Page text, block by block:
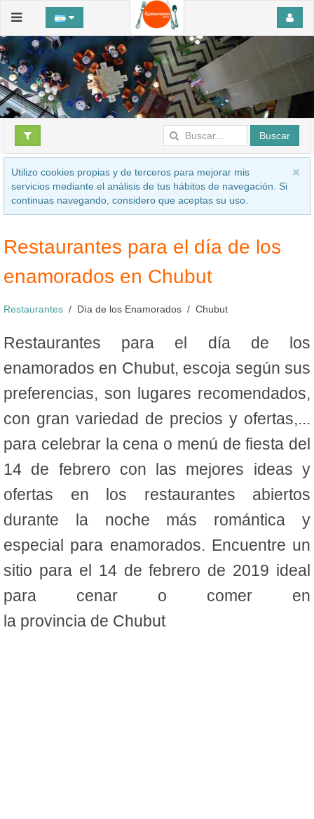
Buscar
Utilizo cookies propias y de terceros para mejorar mis
servicios mediante el análisis de tus hábitos de navegación. Si
continuas navegando, considero que aceptas su uso.
Restaurantes para el día de los
enamorados en Chubut
Restaurantes Día de los Enamorados Chubut
Restaurantes para el día de los
enamorados en Chubut, escoja según sus
preferencias, son lugares recomendados,
con gran variedad de precios y ofertas,...
para celebrar la cena o menú de fiesta del
14 de febrero con las mejores ideas y
ofertas en los restaurantes abiertos
durante la noche más romántica y
especial para enamorados. Encuentre un
sitio para el 14 de febrero de 2019 ideal
para cenar o comer en
la provincia de Chubut